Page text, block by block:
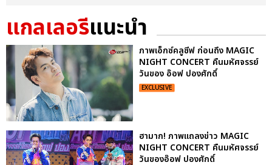
แกลเลอรีแนะนำ
ภาพเอ็กซ์คลูซีฟ ก่อนถึง MAGIC
NIGHT CONCERT คืนมหัศจรรย์
วันของ อ๊อฟ ปองศักดิ์
EXCLUSIVE
ฮามาก! ภาพแถลงข่าว MAGIC
NIGHT CONCERT คืนมหัศจรรย์
วันของอ๊อฟ ปองศักดิ์